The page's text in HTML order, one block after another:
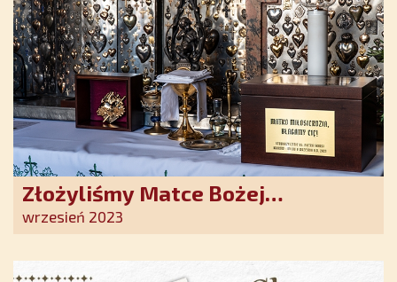
Złożyliśmy Matce Bożej
Ostrobramskiej pozłacane wotum
wrzesień 2023